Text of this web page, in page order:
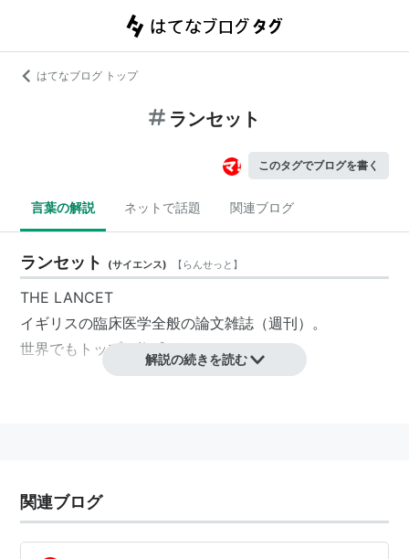
はてなブログ トップ
ランセット
このタグでブログを書く
言葉の解説 ネットで話題 関連ブログ
ランセット (サイエンス) 【 らんせっと 】
THE LANCET
イギリスの臨床医学全般の論文雑誌（週刊）。
世界でもトップの権威がある。
解説の続きを読む
関連ブログ